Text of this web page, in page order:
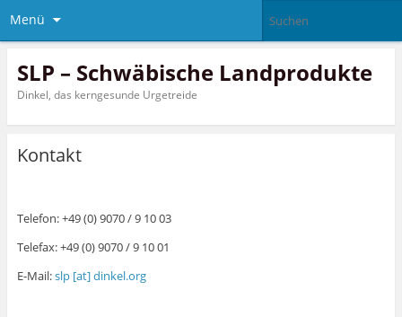
Menü
SLP – Schwäbische Landprodukte
Dinkel, das kerngesunde Urgetreide
Kontakt
Telefon: +49 (0) 9070 / 9 10 03
Telefax: +49 (0) 9070 / 9 10 01
E-Mail:slp [at] dinkel.org